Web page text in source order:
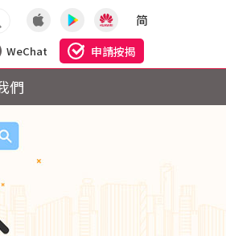
简
WeChat 申請按揭
們